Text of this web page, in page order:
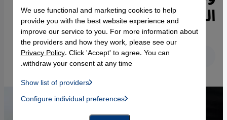
العالم وجهه القبيح فيها
English عربي
We use functional and marketing cookies to help
provide you with the best website experience and
improve our service to you. For more information about
the providers and how they work, please see our
Privacy Policy. Click 'Accept' to agree. You can
withdraw your consent at any time.
Show list of providers
Instagram Embed, Twitter Embed, Youtube Embed
Facebook Embed / Facebook Connect
Configure individual preferences